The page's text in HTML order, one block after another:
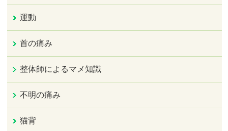
運動
首の痛み
整体師によるマメ知識
不明の痛み
猫背